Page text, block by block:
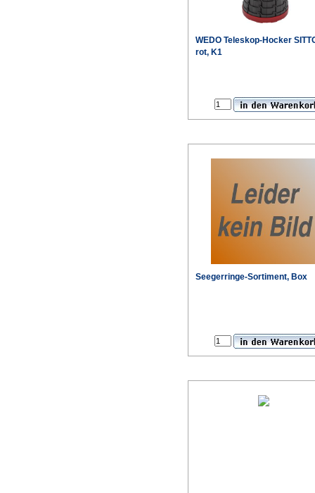
WEDO Teleskop-Hocker
rot, K1
Seegerringe-Sortiment, Box